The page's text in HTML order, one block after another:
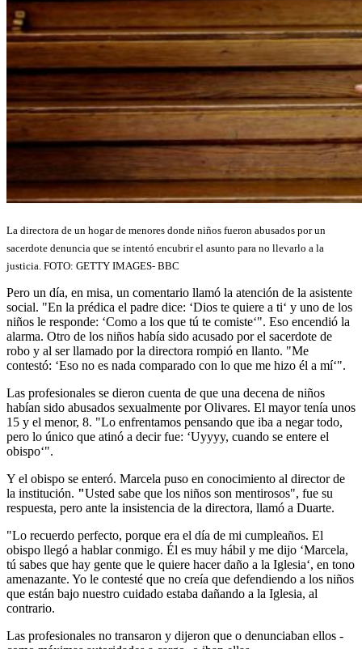
La directora de un hogar de menores donde niños fueron abusados por un
sacerdote denuncia que se intentó encubrir el asunto para no llevarlo a la
justicia. FOTO: GETTY IMAGES- BBC
Pero un día, en misa, un comentario llamó la atención de la asistente
social. "En la prédica el padre dice: ‘Dios te quiere a ti‘ y uno de los
niños le responde: ‘Como a los que tú te comiste‘". Eso encendió la
alarma. Otro de los niños había sido acusado por el sacerdote de
robo y al ser llamado por la directora rompió en llanto. "Me
contestó: ‘Eso no es nada comparado con lo que me hizo él a mí‘".
Las profesionales se dieron cuenta de que una decena de niños
habían sido abusados sexualmente por Olivares. El mayor tenía unos
15 y el menor, 8. "Lo enfrentamos pensando que iba a negar todo,
pero lo único que atinó a decir fue: ‘Uyyyy, cuando se entere el
obispo‘".
Y el obispo se enteró. Marcela puso en conocimiento al director de
la institución. "Usted sabe que los niños son mentirosos", fue su
respuesta, pero ante la insistencia de la directora, llamó a Duarte.
"Lo recuerdo perfecto, porque era el día de mi cumpleaños. El
obispo llegó a hablar conmigo. Él es muy hábil y me dijo ‘Marcela,
tú sabes que hay gente que le quiere hacer daño a la Iglesia‘, en tono
amenazante. Yo le contesté que no creía que defendiendo a los niños
que están bajo nuestro cuidado estaba dañando a la Iglesia, al
contrario.
Las profesionales no transaron y dijeron que o denunciaban ellos -